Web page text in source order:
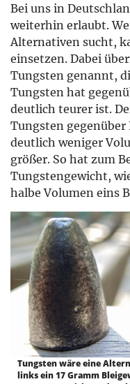
Bei uns in
weiterhin erlaubt.
Alternativen sucht,
einsetzen. Dabei
Tungsten genannt,
Tungsten hat
deutlich teurer ist.
Tungsten gegenüber
deutlich weniger
größer. So hat zum
Tungstengewicht,
halbe Volumen eins
Tungsten wäre eine
links ein 17 Gramm